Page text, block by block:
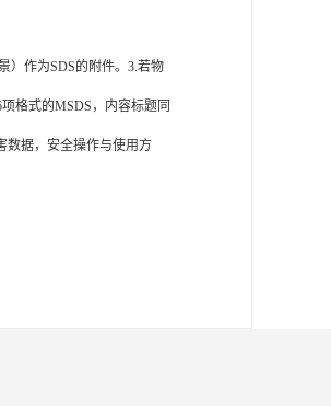
）作为SDS的附件。3.若物
格式的MSDS，内容标题同
数据，安全操作与使用方